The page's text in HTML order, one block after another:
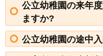
公立幼稚園の来年
ますか?
公立幼稚園の途中